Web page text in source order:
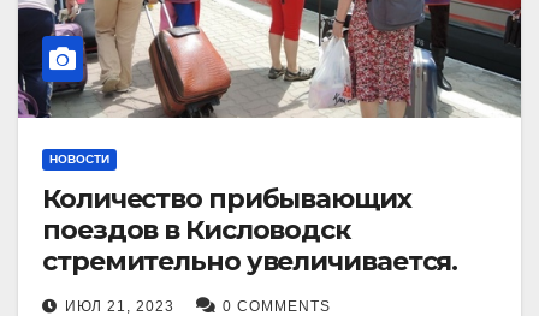
НОВОСТИ
Количество прибывающих
поездов в Кисловодск
стремительно увеличивается.
ИЮЛ 21, 2023 0 COMMENTS